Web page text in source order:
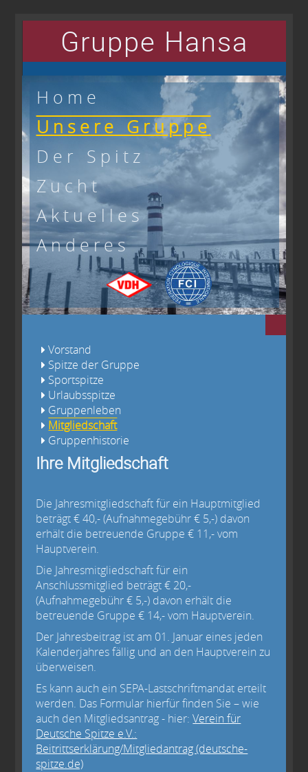
Gruppe Hansa
Home
Unsere Gruppe
Der Spitz
Zucht
Aktuelles
Anderes
Vorstand
Spitze der Gruppe
Sportspitze
Urlaubsspitze
Gruppenleben
Mitgliedschaft
Gruppenhistorie
Ihre Mitgliedschaft
Die Jahresmitgliedschaft für ein Hauptmitglied
beträgt € 40,- (Aufnahmegebühr € 5,-) davon
erhält die betreuende Gruppe € 11,- vom
Hauptverein.
Die Jahresmitgliedschaft für ein
Anschlussmitglied beträgt € 20,-
(Aufnahmegebühr € 5,-) davon erhält die
betreuende Gruppe € 14,- vom Hauptverein.
Der Jahresbeitrag ist am 01. Januar eines jeden
Kalenderjahres fällig und an den Hauptverein zu
überweisen.
Es kann auch ein SEPA-Lastschriftmandat erteilt
werden. Das Formular hierfür finden Sie – wie
auch den Mitgliedsantrag - hier:Verein für
Deutsche Spitze e.V.:
Beitrittserklärung/Mitgliedantrag (deutsche-
spitze.de)